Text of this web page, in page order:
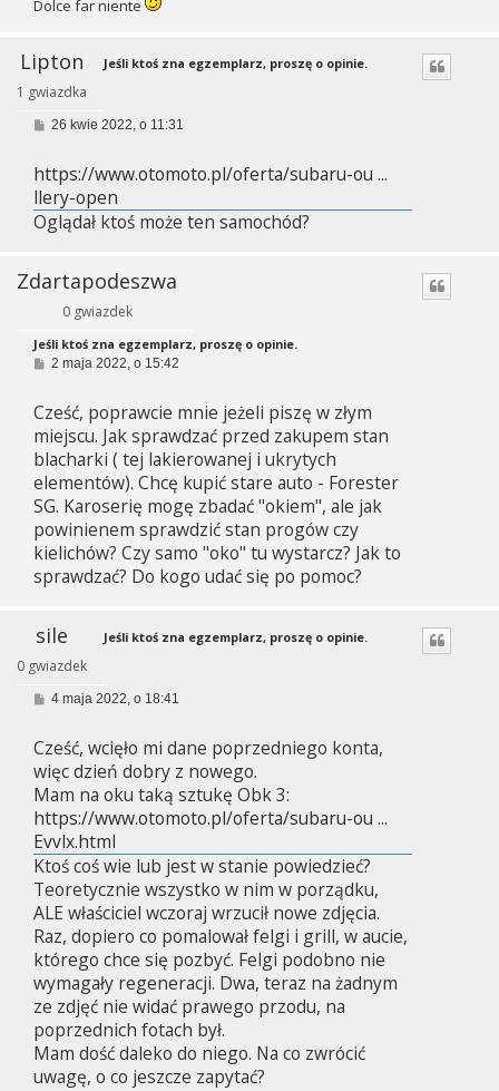
Dolce far niente
Lipton
1 gwiazdka
Jeśli ktoś zna egzemplarz, proszę o opinie.
P
t
26 kwie 2022, o 11:31
https://www.otomoto.pl/oferta/subaru-ou ...
llery-open
Oglądał ktoś może ten samochód?
Zdartapodeszwa
0 gwiazdek
Jeśli ktoś zna egzemplarz, proszę o opinie.
P
t
2 maja 2022, o 15:42
Cześć, poprawcie mnie jeżeli piszę w złym
miejscu. Jak sprawdzać przed zakupem stan
blacharki ( tej lakierowanej i ukrytych
elementów). Chcę kupić stare auto - Forester
SG. Karoserię mogę zbadać "okiem", ale jak
powinienem sprawdzić stan progów czy
kielichów? Czy samo "oko" tu wystarcz? Jak to
sprawdzać? Do kogo udać się po pomoc?
sile
0 gwiazdek
Jeśli ktoś zna egzemplarz, proszę o opinie.
P
t
4 maja 2022, o 18:41
Cześć, wcięło mi dane poprzedniego konta,
więc dzień dobry z nowego.
Mam na oku taką sztukę Obk 3:
https://www.otomoto.pl/oferta/subaru-ou ...
Evvlx.html
Ktoś coś wie lub jest w stanie powiedzieć?
Teoretycznie wszystko w nim w porządku,
ALE właściciel wczoraj wrzucił nowe zdjęcia.
Raz, dopiero co pomalował felgi i grill, w aucie,
którego chce się pozbyć. Felgi podobno nie
wymagały regeneracji. Dwa, teraz na żadnym
ze zdjęć nie widać prawego przodu, na
poprzednich fotach był.
Mam dość daleko do niego. Na co zwrócić
uwagę, o co jeszcze zapytać?